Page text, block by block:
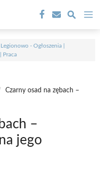
Legionowo - Ogłoszenia |
Praca
Czarny osad na zębach –
–
jego